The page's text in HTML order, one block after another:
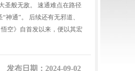
圣般无敌。 速通难点在路径
通”。 后续还有无邪道、
空》自首发以来，便以其宏
发布日期：2024-09-02